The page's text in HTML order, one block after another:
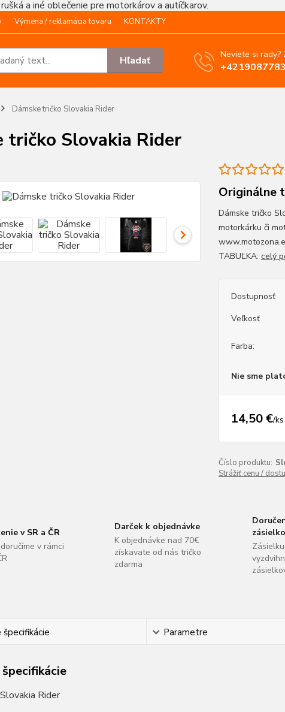
a iné oblečenie pre motorkárov a autíčkarov.
Výmena / reklamácia tovaru KONTAKTY
Hľadať Neviete si rady?
Dámske tričko Slovakia Rider
tričko Slovakia Rider
Originálne
Dámske tričko
motorkárku či
TABUĽKA: celý
Dostupnosť
Veľkosť
Farba:
Nie sme
14,50 €/ks
Číslo produktu:
Strážiť cenu /
v SR a ČR
v rámci
Darček k objednávke
K objednávke nad 70€
získavate od nás tričko
zdarma
Parametre
Rider